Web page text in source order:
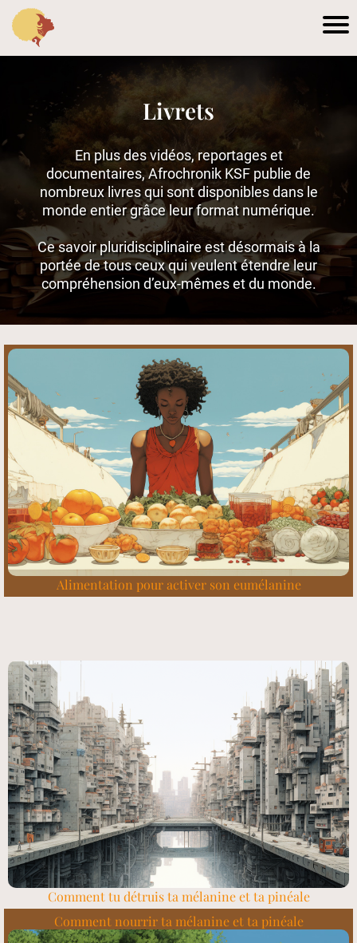
Livrets
En plus des vidéos, reportages et
documentaires, Afrochronik KSF publie de
nombreux livres qui sont disponibles dans le
monde entier grâce leur format numérique.
Ce savoir pluridisciplinaire est désormais à la
portée de tous ceux qui veulent étendre leur
compréhension d’eux-mêmes et du monde.
Alimentation pour activer son eumélanine
Comment tu détruis ta mélanine et ta pinéale
Comment nourrir ta mélanine et ta pinéale